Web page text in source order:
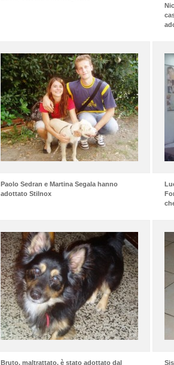
Paolo Sedran e Martina Segala hanno
adottato Stilnox
Bruto, maltrattato, è stato adottato dal